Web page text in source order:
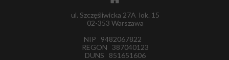
ul. Szczęśliwicka 27A lok. 15
02-353 Warszawa
NIP 9482067822
REGON 387040123
DUNS 851651606